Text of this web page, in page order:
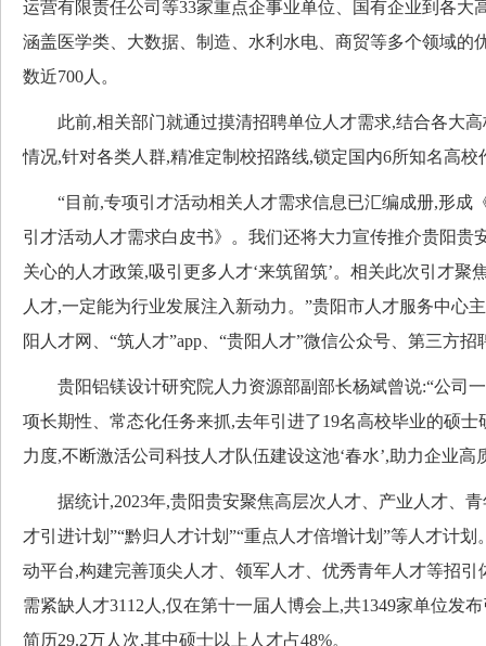
运营有限责任公司等33家重点企事业单位、国有企业到各大
涵盖医学类、大数据、制造、水利水电、商贸等多个领域的
数近700人。
此前,相关部门就通过摸清招聘单位人才需求,结合各大高
情况,针对各类人群,精准定制校招路线,锁定国内6所知名高校
“目前,专项引才活动相关人才需求信息已汇编成册,形成
引才活动人才需求白皮书》。我们还将大力宣传推介贵阳贵
关心的人才政策,吸引更多人才‘来筑留筑’。相关此次引才聚
人才,一定能为行业发展注入新动力。”贵阳市人才服务中心
阳人才网、“筑人才”app、“贵阳人才”微信公众号、第三方
贵阳铝镁设计研究院人力资源部副部长杨斌曾说:“公司
项长期性、常态化任务来抓,去年引进了19名高校毕业的硕
力度,不断激活公司科技人才队伍建设这池‘春水’,助力企业高
据统计,2023年,贵阳贵安聚焦高层次人才、产业人才、青
才引进计划”“黔归人才计划”“重点人才倍增计划”等人才计
动平台,构建完善顶尖人才、领军人才、优秀青年人才等招
需紧缺人才3112人,仅在第十一届人博会上,共1349家单位发
简历29.2万人次,其中硕士以上人才占48%。